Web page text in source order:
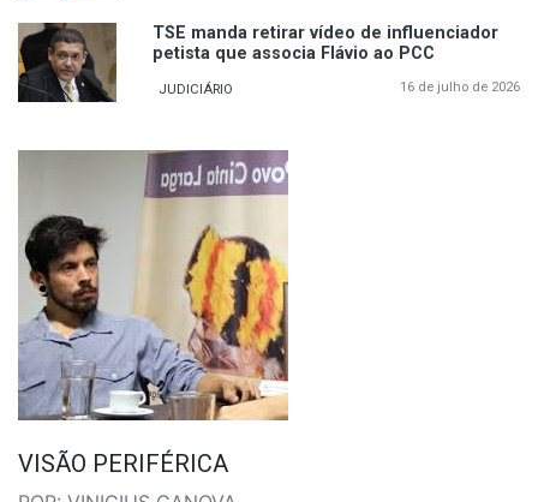
TSE manda retirar vídeo de influenciador
petista que associa Flávio ao PCC
JUDICIÁRIO 16 de julho de 2026
VISÃO PERIFÉRICA